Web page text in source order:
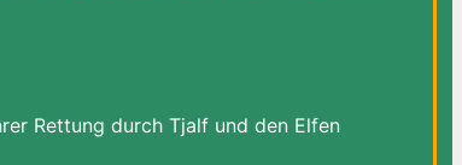
Rettung durch Tjalf und den Elfen